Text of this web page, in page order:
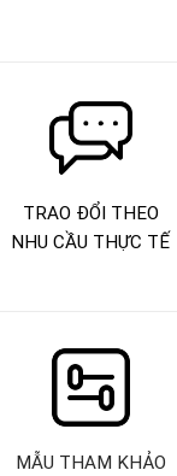
TRAO ĐỔI THEO
NHU CẦU THỰC TẾ
MẪU THAM KHẢO